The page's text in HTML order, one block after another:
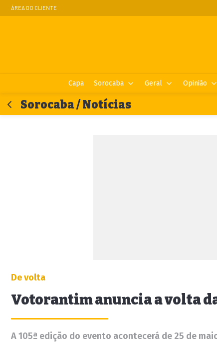
ÁREA DO CLIENTE
Capa Sorocaba Geral Opinião
Sorocaba / Notícias
De volta
Votorantim anuncia a volta
A 105ª edição do evento acontecerá de 25 de